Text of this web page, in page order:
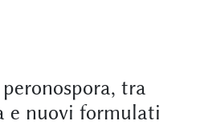
tra
e nuovi formulati